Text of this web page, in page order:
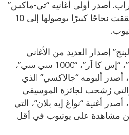
أصدر أولى أغانيه “تي-ماكس”
في مايو 2016، والتي حققت نجاحًا كبيرًا بوصولها إلى 10
إصدار العديد من الأغاني
الناجحة مثل “ناري ناري”، “إس كا آر”، “1000 سي سي”،
و”زكريا”. في عام 2017، أصدر ألبومه “جالاكسي” الذي
رُشحت لجائزة الموسيقى
المغربية. في عام 2018، أصدر أغنية “نواغ إيه بلان”، التي
من 3 ملايين مشاهدة على يوتيوب في أقل